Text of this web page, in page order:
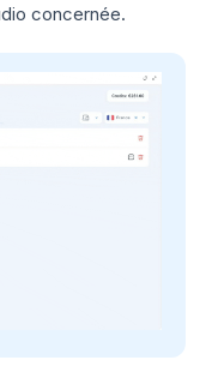
concernée.